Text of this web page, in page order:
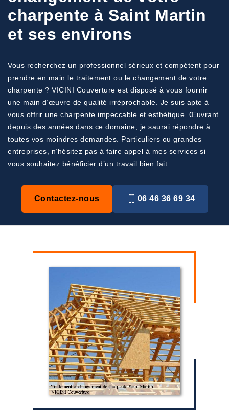
charpente à Saint Martin
et ses environs
Vous recherchez un professionnel sérieux et compétent pour
prendre en main le traitement ou le changement de votre
charpente ? VICINI Couverture est disposé à vous fournir
une main d’œuvre de qualité irréprochable. Je suis apte à
vous offrir une charpente impeccable et esthétique. Œuvrant
depuis des années dans ce domaine, je saurai répondre à
toutes vos moindres demandes. Particuliers ou grandes
entreprises, n’hésitez pas à faire appel à mes services si
vous souhaitez bénéficier d’un travail bien fait.
Contactez-nous 06 46 36 69 34